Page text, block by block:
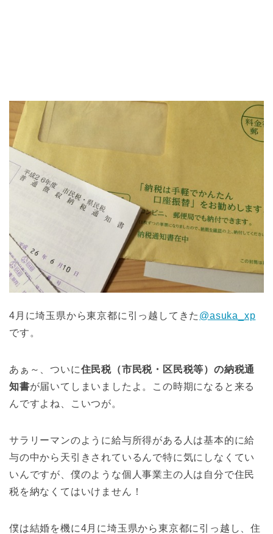
4月に埼玉県から東京都に引っ越してきた @asuka_xp
です。
あぁ～、ついに住民税（市民税・区民税等）の納税通
知書が届いてしまいましたよ。この時期になると来る
んですよね、こいつが。
サラリーマンのように給与所得がある人は基本的に給
与の中から天引きされているんで特に気にしなくてい
いんですが、僕のような個人事業主の人は自分で住民
税を納なくてはいけません！
僕は結婚を機に4月に埼玉県から東京都に引っ越し、住